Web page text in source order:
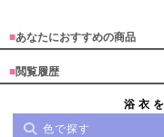
■あなたにおすすめの商品
■閲覧履歴
浴衣
色で探す